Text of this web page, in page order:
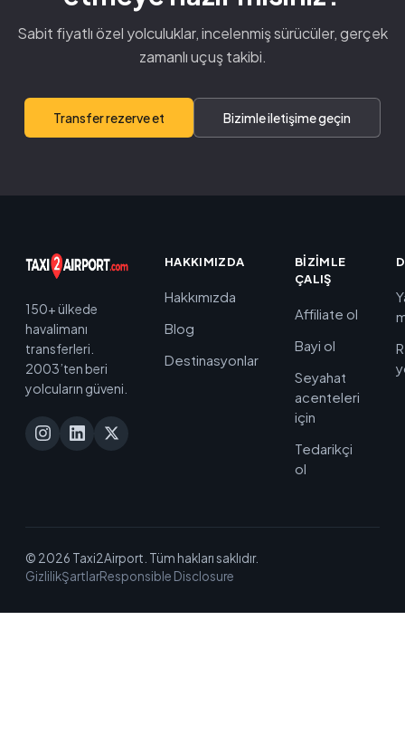
Sabit fiyatlı özel yolculuklar, incelenmiş sürücüler, gerçek
zamanlı uçuş takibi.
Transfer rezerve et Bizimle iletişime geçin
150+ ülkede
havalimanı
transferleri.
2003’ten beri
yolcuların güveni.
HAKKIMIZDA
Hakkımızda
Blog
Destinasyonlar
BIZIMLE
ÇALIŞ
Affiliate ol
Bayi ol
Seyahat
acenteleri
için
Tedarikçi
ol
© 2026 Taxi2Airport. Tüm hakları saklıdır.
GizlilikŞartlarResponsible Disclosure